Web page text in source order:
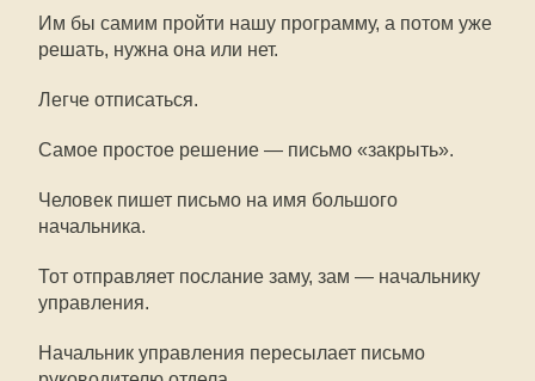
Им бы самим пройти нашу программу, а потом уже
решать, нужна она или нет.
Легче отписаться.
Самое простое решение — письмо «закрыть».
Человек пишет письмо на имя большого
начальника.
Тот отправляет послание заму, зам — начальнику
управления.
Начальник управления пересылает письмо